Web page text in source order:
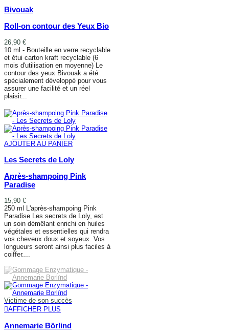
Bivouak
Roll-on contour des Yeux Bio
26,90 €
10 ml - Bouteille en verre recyclable
et étui carton kraft recyclable (6
mois d'utilisation en moyenne) Le
contour des yeux Bivouak a été
spécialement développé pour vous
assurer une facilité et un réel
plaisir...
AJOUTER AU PANIER
Les Secrets de Loly
Après-shampoing Pink
Paradise
15,90 €
250 ml L'après-shampoing Pink
Paradise Les secrets de Loly, est
un soin démêlant enrichi en huiles
végétales et essentielles qui rendra
vos cheveux doux et soyeux. Vos
longueurs seront ainsi plus faciles à
coiffer....
Victime de son succès
AFFICHER PLUS
Annemarie Börlind